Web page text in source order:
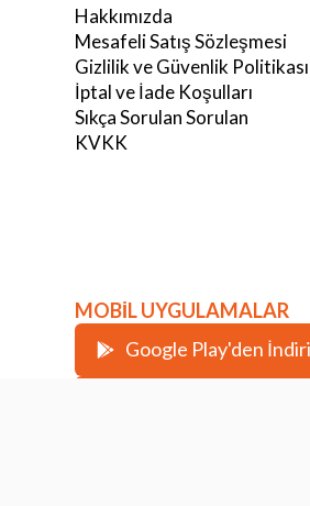
Hakkımızda
Mesafeli Satış Sözleşmesi
Gizlilik ve Güvenlik Politikası
İptal ve İade Koşulları
Sıkça Sorulan Sorulan
KVKK
MOBİL UYGULAMALAR
Google Play'den